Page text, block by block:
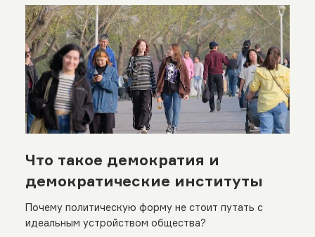
Что такое демократия и
демократические институты
Почему политическую форму не стоит путать с
идеальным устройством общества?